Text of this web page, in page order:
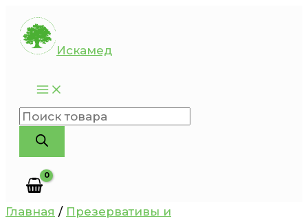
Перейти
содержимому
Искамед
Поиск
товаров
Главная / Презервативы и